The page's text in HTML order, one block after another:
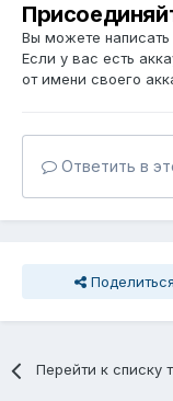
Вы можете написать
Если у вас есть
от имени своего
Ответить в
Поделиться
Перейти к списку